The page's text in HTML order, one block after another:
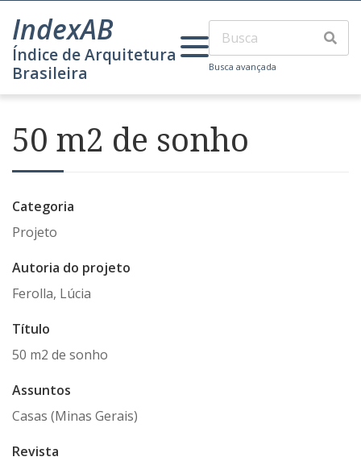
IndexAB
Índice de Arquitetura
Brasileira
Busca avançada
50 m2 de sonho
Categoria
Projeto
Autoria do projeto
Ferolla, Lúcia
Título
50 m2 de sonho
Assuntos
Casas (Minas Gerais)
Revista